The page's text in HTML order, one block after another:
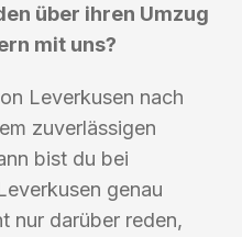
über ihren Umzug
mit uns?
Leverkusen nach
zuverlässigen
bist du bei
genau
nur darüber reden,